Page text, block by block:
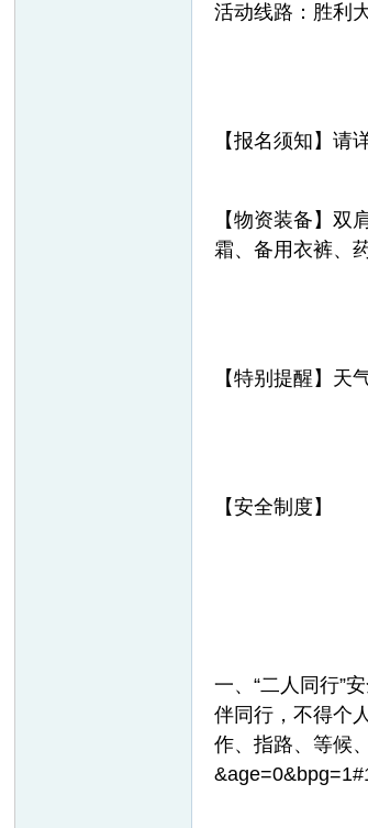
活动线路：胜利
【报名须知】请
【物资装备】
霜、备用衣裤、
【特别提醒】天
【安全制度】
一、“二人同行”
伴同行，不得个
作、指路、等候